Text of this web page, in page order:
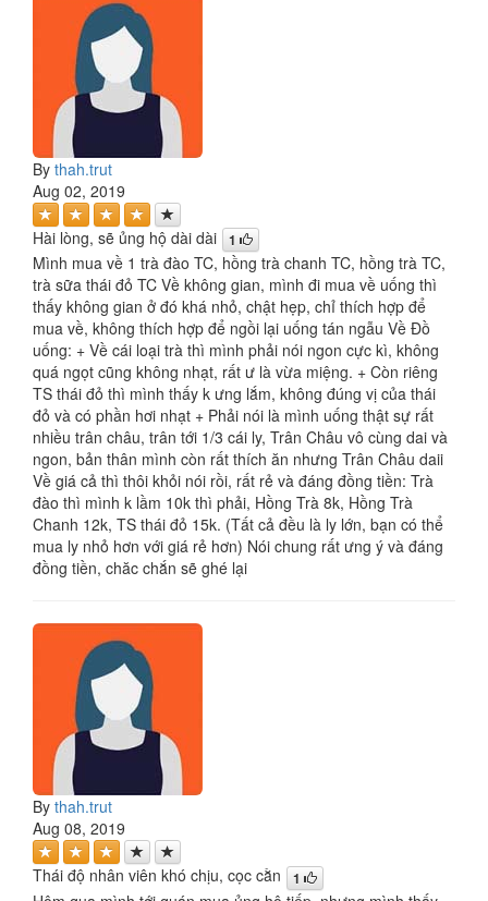
By thah.trut
Aug 02, 2019
Hài lòng, sẽ ủng hộ dài dài 1
Mình mua về 1 trà đào TC, hồng trà chanh TC, hồng trà TC,
trà sữa thái đỏ TC Về không gian, mình đi mua về uống thì
thấy không gian ở đó khá nhỏ, chật hẹp, chỉ thích hợp để
mua về, không thích hợp để ngồi lại uống tán ngẫu Về Đồ
uống: + Về cái loại trà thì mình phải nói ngon cực kì, không
quá ngọt cũng không nhạt, rất ư là vừa miệng. + Còn riêng
TS thái đỏ thì mình thấy k ưng lắm, không đúng vị của thái
đỏ và có phần hơi nhạt + Phải nói là mình uống thật sự rất
nhiều trân châu, trân tới 1/3 cái ly, Trân Châu vô cùng dai và
ngon, bản thân mình còn rất thích ăn nhưng Trân Châu daii
Về giá cả thì thôi khỏi nói rồi, rất rẻ và đáng đồng tiền: Trà
đào thì mình k lầm 10k thì phải, Hồng Trà 8k, Hồng Trà
Chanh 12k, TS thái đỏ 15k. (Tất cả đều là ly lớn, bạn có thể
mua ly nhỏ hơn với giá rẻ hơn) Nói chung rất ưng ý và đáng
đồng tiền, chăc chắn sẽ ghé lại
By thah.trut
Aug 08, 2019
Thái độ nhân viên khó chịu, cọc cằn 1